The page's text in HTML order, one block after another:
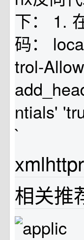
下： 1.
码：
trol-
ntials'
`
相关推